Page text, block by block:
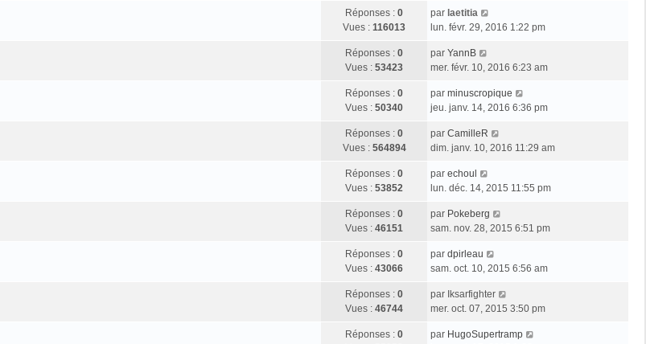
Réponses : 0
Vues : 116013
par laetitia
lun. févr. 29, 2016 1:22 pm
Réponses : 0
Vues : 53423
par YannB
mer. févr. 10, 2016 6:23 am
Réponses : 0
Vues : 50340
par minuscropique
jeu. janv. 14, 2016 6:36 pm
Réponses : 0
Vues : 564894
par CamilleR
dim. janv. 10, 2016 11:29 am
Réponses : 0
Vues : 53852
par echoul
lun. déc. 14, 2015 11:55 pm
Réponses : 0
Vues : 46151
par Pokeberg
sam. nov. 28, 2015 6:51 pm
Réponses : 0
Vues : 43066
par dpirleau
sam. oct. 10, 2015 6:56 am
Réponses : 0
Vues : 46744
par Iksarfighter
mer. oct. 07, 2015 3:50 pm
Réponses : 0
par HugoSupertramp